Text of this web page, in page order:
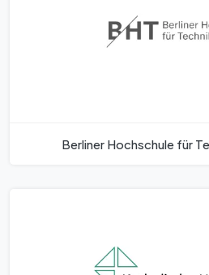
Berliner Hochschule für